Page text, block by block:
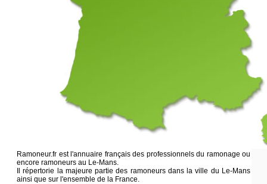
Ramoneur.fr est l'annuaire français des professionnels du ramonage ou
encore ramoneurs au Le-Mans.
Il répertorie la majeure partie des ramoneurs dans la ville du Le-Mans
ainsi que sur l'ensemble de la France.